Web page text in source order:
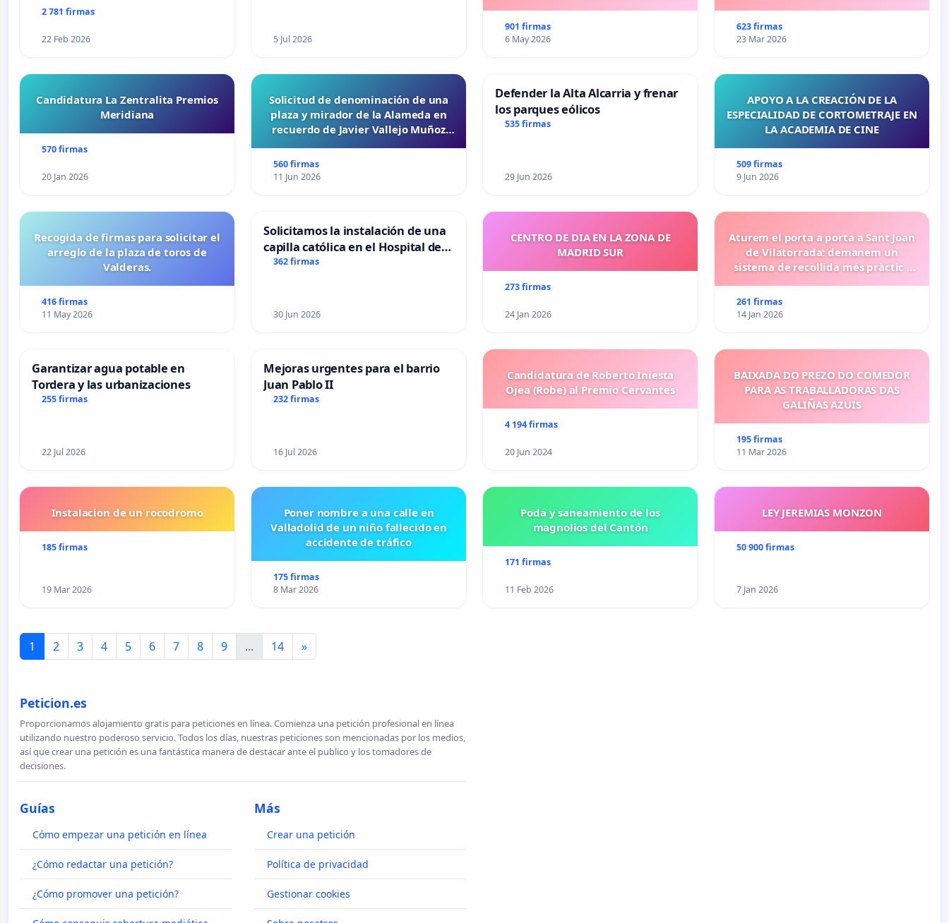
2 781 firmas
22 Feb 2026 5 Jul 2026
901 firmas
6 May 2026
623 firmas
23 Mar 2026
Candidatura La Zentralita Premios
Meridiana
570 firmas
20 Jan 2026
Solicitud de denominación de una
plaza y mirador de la Alameda en
recuerdo de Javier Vallejo Muñoz
560 firmas
11 Jun 2026
Defender la Alta Alcarria y frenar
los parques eólicos
535 firmas
29 Jun 2026
APOYO A LA CREACIÓN DE LA
ESPECIALIDAD DE CORTOMETRAJE EN
LA ACADEMIA DE CINE
509 firmas
9 Jun 2026
Recogida de firmas para solicitar el
arreglo de la plaza de toros de
Valderas.
416 firmas
11 May 2026
Solicitamos la instalación de una
capilla católica en el Hospital de
Alcañiz
362 firmas
30 Jun 2026
CENTRO DE DIA EN LA ZONA DE
MADRID SUR
273 firmas
24 Jan 2026
Aturem el porta a porta a Sant Joan
de Vilatorrada: demanem un
sistema de recollida més pràctic i
261 firmas
14 Jan 2026
Garantizar agua potable en
Tordera y las urbanizaciones
255 firmas
22 Jul 2026
Mejoras urgentes para el barrio
Juan Pablo II
232 firmas
16 Jul 2026
Candidatura de Roberto Iniesta
Ojea (Robe) al Premio Cervantes
4 194 firmas
20 Jun 2024
BAIXADA DO PREZO DO COMEDOR
PARA AS TRABALLADORAS DAS
GALIÑAS AZUIS
195 firmas
11 Mar 2026
Instalacion de un rocodromo
185 firmas
19 Mar 2026
Poner nombre a una calle en
Valladolid de un niño fallecido en
accidente de tráfico
175 firmas
8 Mar 2026
Poda y saneamiento de los
magnolios del Cantón
171 firmas
11 Feb 2026
LEY JEREMIAS MONZON
50 900 firmas
7 Jan 2026
1 2 3 4 5 6 7 8 9 ... 14 »
Peticion.es
Proporcionamos alojamiento gratis para peticiones en línea. Comienza una petición profesional en línea
utilizando nuestro poderoso servicio. Todos los días, nuestras peticiones son mencionadas por los medios,
así que crear una petición es una fantástica manera de destacar ante el publico y los tomadores de
decisiones.
Guías
Cómo empezar una petición en línea
¿Cómo redactar una petición?
¿Cómo promover una petición?
Más
Crear una petición
Política de privacidad
Gestionar cookies